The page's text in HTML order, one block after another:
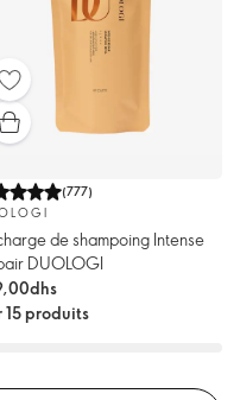
(777)
de shampoing Intense
DUOLOGI
produits